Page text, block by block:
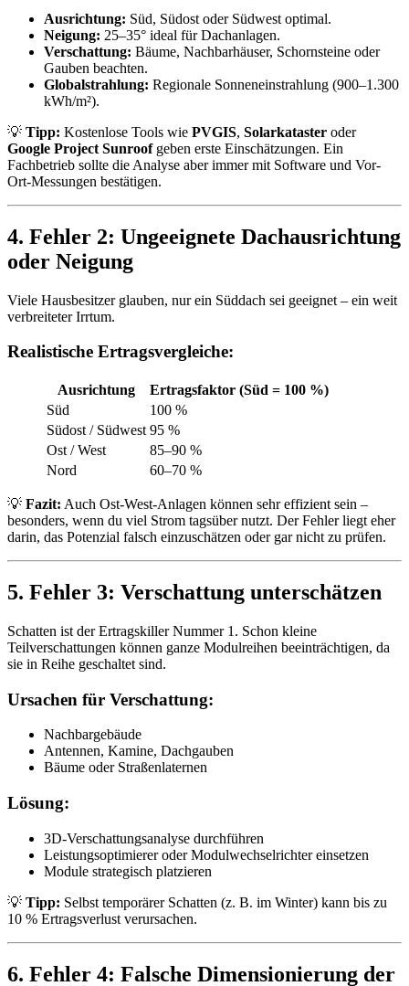
Ausrichtung: Süd, Südost oder Südwest optimal.
Neigung: 25–35° ideal für Dachanlagen.
Verschattung: Bäume, Nachbarhäuser, Schornsteine oder
Gauben beachten.
Globalstrahlung: Regionale Sonneneinstrahlung (900–1.300
kWh/m²).
💡 Tipp: Kostenlose Tools wie PVGIS, Solarkataster oder
Google Project Sunroofgeben erste Einschätzungen. Ein
Fachbetrieb sollte die Analyse aber immer mit Software und Vor-
Ort-Messungen bestätigen.
4. Fehler 2: Ungeeignete Dachausrichtung
oder Neigung
Viele Hausbesitzer glauben, nur ein Süddach sei geeignet – ein weit
verbreiteter Irrtum.
Realistische Ertragsvergleiche:
Ausrichtung
Ertragsfaktor (Süd = 100 %)
Süd
100 %
Südost / Südwest 95 %
Ost / West
85–90 %
Nord
60–70 %
💡 Fazit: Auch Ost-West-Anlagen können sehr effizient sein –
besonders, wenn du viel Strom tagsüber nutzt. Der Fehler liegt eher
darin, das Potenzial falsch einzuschätzen oder gar nicht zu prüfen.
5. Fehler 3: Verschattung unterschätzen
Schatten ist der Ertragskiller Nummer 1. Schon kleine
Teilverschattungen können ganze Modulreihen beeinträchtigen, da
sie in Reihe geschaltet sind.
Ursachen für Verschattung:
Nachbargebäude
Antennen, Kamine, Dachgauben
Bäume oder Straßenlaternen
Lösung:
3D-Verschattungsanalyse durchführen
Leistungsoptimierer oder Modulwechselrichter einsetzen
Module strategisch platzieren
💡 Tipp: Selbst temporärer Schatten (z. B. im Winter) kann bis zu
10 % Ertragsverlust verursachen.
6. Fehler 4: Falsche Dimensionierung der